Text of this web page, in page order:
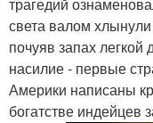
трагедий
света валом
почуяв запах
насилие - первые
Америки написаны
богатстве индейцев